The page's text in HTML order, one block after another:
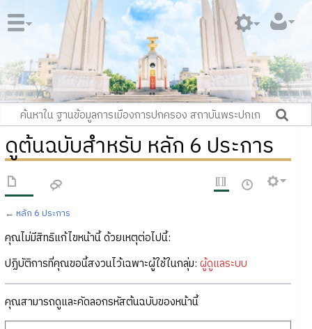
ดูต้นฉบับสำหรับ หลัก 6 ประการ
← หลัก 6 ประการ
คุณไม่มีสิทธิแก้ไขหน้านี้ ด้วยเหตุต่อไปนี้:
ปฏิบัติการที่คุณขอนี้สงวนไว้เฉพาะผู้ใช้ในกลุ่ม: ผู้ดูแลระบบ
คุณสามารถดูและคัดลอกรหัสต้นฉบับของหน้านี้